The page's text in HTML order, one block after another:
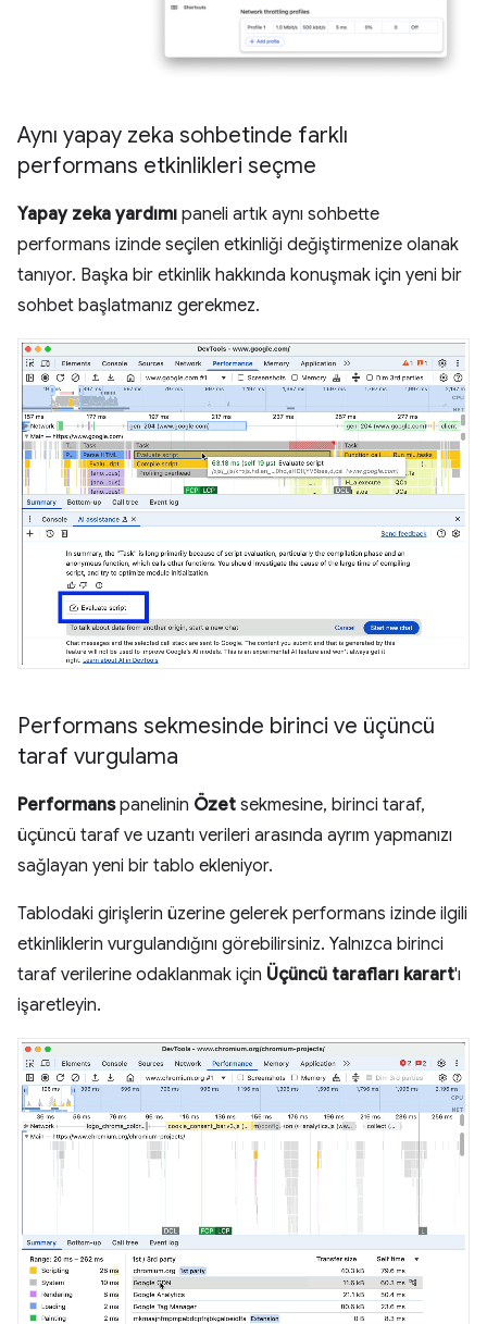
Aynı yapay zeka sohbetinde farklı
performans etkinlikleri seçme
Yapay zeka yardımı paneli artık aynı sohbette
performans izinde seçilen etkinliği değiştirmenize olanak
tanıyor. Başka bir etkinlik hakkında konuşmak için yeni bir
sohbet başlatmanız gerekmez.
Performans sekmesinde birinci ve üçüncü
taraf vurgulama
Performanspanelinin Özet sekmesine, birinci taraf,
üçüncü taraf ve uzantı verileri arasında ayrım yapmanızı
sağlayan yeni bir tablo ekleniyor.
Tablodaki girişlerin üzerine gelerek performans izinde ilgili
etkinliklerin vurgulandığını görebilirsiniz. Yalnızca birinci
taraf verilerine odaklanmak için Üçüncü tarafları karart'ı
işaretleyin.